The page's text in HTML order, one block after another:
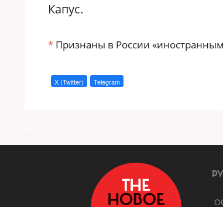
Капус.
* Признаны в России
X (Twitter) Telegram